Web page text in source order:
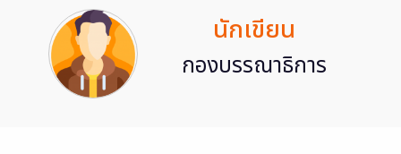
นักเขียน
กองบรรณาธิการ